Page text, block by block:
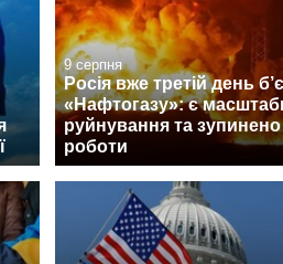
9 серпня
Росія вже третій день
«Нафтогазу»: є
руйнування та зупинено
роботи